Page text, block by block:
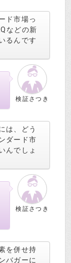
ド市場っ
などの新
るんです
検証さつき
は、どう
ダード市
んでしょ
検証さつき
を併せ持
バガーに